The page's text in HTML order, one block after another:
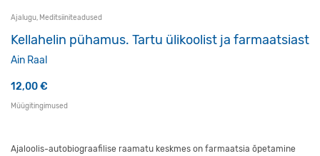
Ajalugu, Meditsiiniteadused
Kellahelin pühamus. Tartu ülikoolist ja farmaatsiast
Ain Raal
12,00€
Müügitingimused
Ajaloolis-autobiograafilise raamatu keskmes on farmaatsia õpetamine